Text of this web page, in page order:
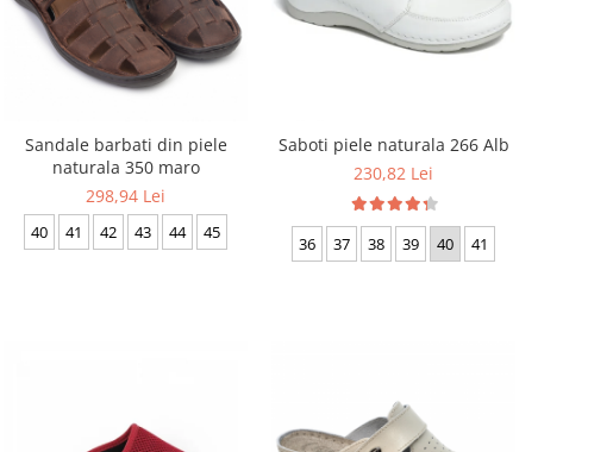
Sandale barbati din piele
naturala 350 maro
298,94 Lei
40 41 42 43 44 45
Saboti piele naturala 266 Alb
230,82 Lei
36 37 38 39 40 41